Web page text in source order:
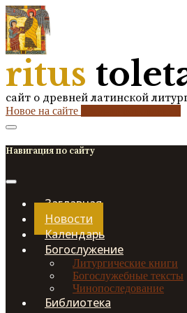
ritus
сайт о древней латинской
Новое на сайте
Навигация по сайту
Заглавная
Новости
Календарь
Богослужение
Литургические книги
Богослужебные тексты
Чинопоследование
Библиотека